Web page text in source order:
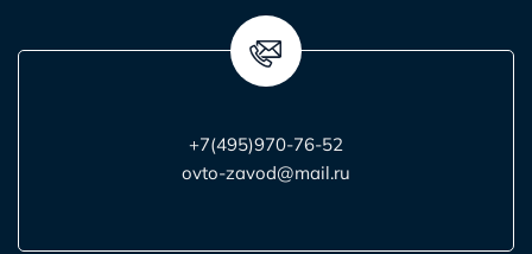
+7(495)970-76-52
ovto-zavod@mail.ru